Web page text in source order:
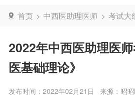
首页 > 中西医助理医师 > 考试大
2022年中西医助理医
医基础理论》
发布时间：2022年02月21日 来源：昭